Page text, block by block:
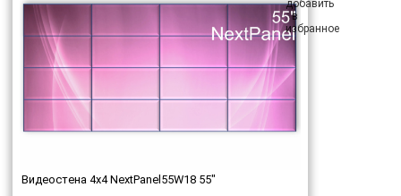
Видеостена 4x4 NextPanel55W18 55"